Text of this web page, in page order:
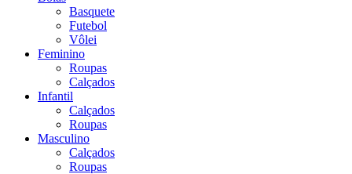
Basquete
Futebol
Vôlei
Feminino
Roupas
Calçados
Infantil
Calçados
Roupas
Masculino
Calçados
Roupas